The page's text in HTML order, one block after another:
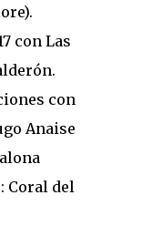
con Las
con
Anaise
Coral del